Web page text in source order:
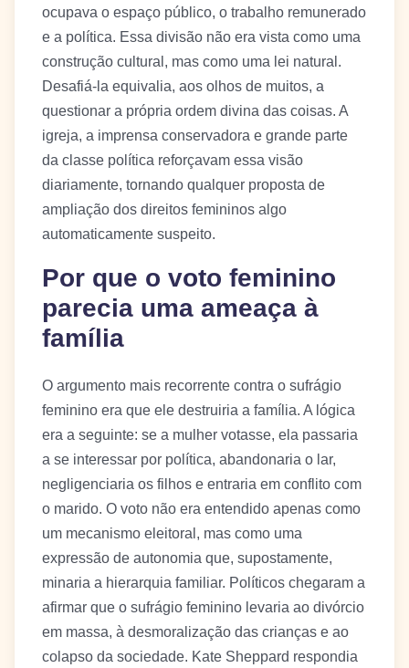
ocupava o espaço público, o trabalho remunerado
e a política. Essa divisão não era vista como uma
construção cultural, mas como uma lei natural.
Desafiá-la equivalia, aos olhos de muitos, a
questionar a própria ordem divina das coisas. A
igreja, a imprensa conservadora e grande parte
da classe política reforçavam essa visão
diariamente, tornando qualquer proposta de
ampliação dos direitos femininos algo
automaticamente suspeito.
Por que o voto feminino
parecia uma ameaça à
família
O argumento mais recorrente contra o sufrágio
feminino era que ele destruiria a família. A lógica
era a seguinte: se a mulher votasse, ela passaria
a se interessar por política, abandonaria o lar,
negligenciaria os filhos e entraria em conflito com
o marido. O voto não era entendido apenas como
um mecanismo eleitoral, mas como uma
expressão de autonomia que, supostamente,
minaria a hierarquia familiar. Políticos chegaram a
afirmar que o sufrágio feminino levaria ao divórcio
em massa, à desmoralização das crianças e ao
colapso da sociedade. Kate Sheppard respondia